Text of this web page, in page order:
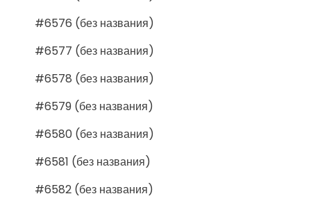
#6576 (без названия)
#6577 (без названия)
#6578 (без названия)
#6579 (без названия)
#6580 (без названия)
#6581 (без названия)
#6582 (без названия)